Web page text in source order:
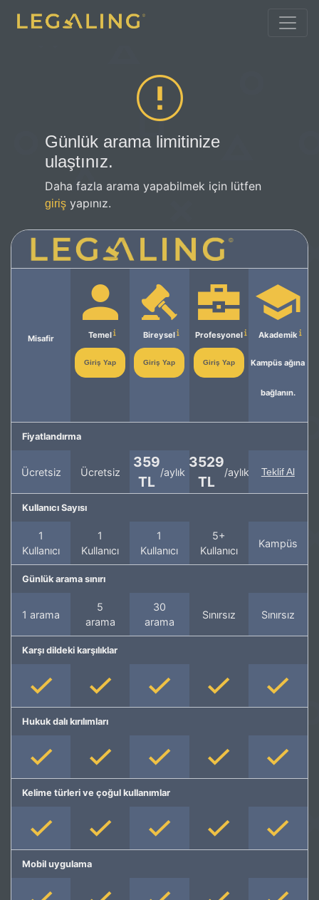
Günlük arama limitinize
ulaştınız.
Daha fazla arama yapabilmek için lütfen
giriş yapınız.
Misafir Temel
Giriş Yap
Bireysel
Giriş Yap
Profesyonel
Giriş Yap
Akademik
Kampüs ağına
bağlanın.
Fiyatlandırma
Ücretsiz Ücretsiz
359
TL
/aylık
3529
TL
/aylık Teklif Al
Kullanıcı Sayısı
1
Kullanıcı
1
Kullanıcı
1
Kullanıcı
5+
Kullanıcı
Kampüs
Günlük arama sınırı
1 arama
5
arama
30
arama
Sınırsız Sınırsız
Karşı dildeki karşılıklar
Hukuk dalı kırılımları
Kelime türleri ve çoğul kullanımlar
Mobil uygulama